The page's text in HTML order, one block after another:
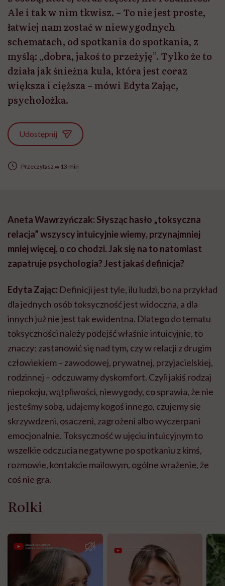
Ale i tak w nim tkwisz. – To nie jest proste,
łatwiej nam zostać w niewygodnych
schematach, od spotkania do spotkania, z
myślą: „dobra, jakoś to przeżyję”. Tylko że to
działa jak śnieżna kula, która jest coraz
większa i cięższa – mówi Edyta Zając,
psycholożka.
Udostępnij
Przeczytasz w 13 min
Aneta Wawrzyńczak: Słysząc hasło „toksyczna
relacja” wszyscy intuicyjnie wiemy, przynajmniej
mniej więcej, o co chodzi. Jak się na to natomiast
zapatruje psychologia? Jest jakaś definicja?
Edyta Zając: Definicji jest tyle, ilu ludzi, bo na przykład
dla jednych osób toksyczność jest widoczna, a dla
innych już nie jest tak ewidentna. Dlatego do tematu
toksyczności należy podejść właśnie intuicyjnie, to
znaczy: zastanowić się nad tym, czy w relacji z drugim
człowiekiem – zawodowej, prywatnej, przyjacielskiej,
rodzinnej – odczuwamy dyskomfort. Czyli jakiś rodzaj
niepokoju, wątpliwości, niewygody, co sprawia, że nie
jesteśmy sobą, udajemy kogoś innego, czujemy się
skrzywdzeni, osaczeni, zagrożeni albo wyczerpani
emocjonalnie. Toksyczność w ujęciu intuicyjnym to
wszelkie odczucia negatywne po spotkaniu z kimś,
rozmowie, kontakcie mailowym, ogólne wrażenie, że
coś nie gra.
Rolki